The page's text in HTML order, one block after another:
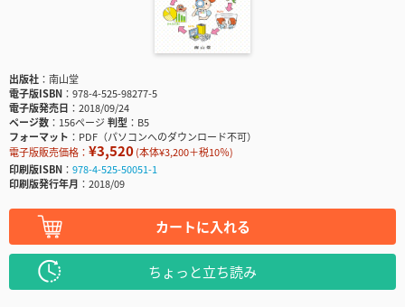
出版社
南山堂
電子版ISBN
978-4-525-98277-5
電子版発売日
2018/09/24
ページ数
156ページ判型
B5
フォーマット
PDF（パソコンへのダウンロード不可）
電子版販売価格： ¥3,520(本体¥3,200＋税10％)
印刷版ISBN
978-4-525-50051-1
印刷版発行年月
2018/09
カートに入れる
ちょっと立ち読み